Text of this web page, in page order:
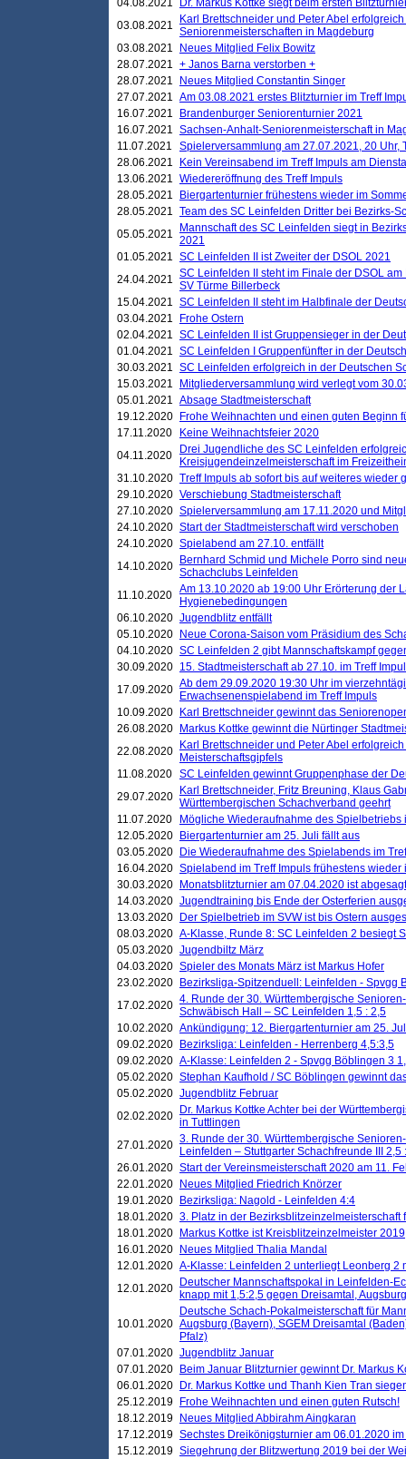
04.08.2021
Dr. Markus Kottke siegt beim ersten
03.08.2021
Karl Brettschneider und Peter Abel
Seniorenmeisterschaften in Magdeburg
03.08.2021
Neues Mitglied Felix Bowitz
28.07.2021 + Janos Barna verstorben +
28.07.2021
Neues Mitglied Constantin Singer
27.07.2021 Am 03.08.2021 erstes Blitzturnier im Treff
16.07.2021
Brandenburger Seniorenturnier 2021
16.07.2021 Sachsen-Anhalt-Seniorenmeisterschaft in
11.07.2021
Spielerversammlung am 27.07.2021, 20 Uhr,
28.06.2021
Kein Vereinsabend im Treff Impuls am
13.06.2021 Wiedereröffnung des Treff Impuls
28.05.2021
Biergartenturnier frühestens wieder im
28.05.2021 Team des SC Leinfelden Dritter bei Bezirks-
05.05.2021
Mannschaft des SC Leinfelden siegt in
2021
01.05.2021 SC Leinfelden II ist Zweiter der DSOL 2021
24.04.2021 SC Leinfelden II steht im Finale der DSOL
SV Türme Billerbeck
15.04.2021 SC Leinfelden II steht im Halbfinale der
03.04.2021
Frohe Ostern
02.04.2021 SC Leinfelden II ist Gruppensieger in der
01.04.2021 SC Leinfelden I Gruppenfünfter in der
30.03.2021 SC Leinfelden erfolgreich in der Deutschen
15.03.2021
Mitgliederversammlung wird verlegt vom
05.01.2021 Absage Stadtmeisterschaft
19.12.2020
Frohe Weihnachten und einen guten Beginn
17.11.2020
Keine Weihnachtsfeier 2020
04.11.2020
Drei Jugendliche des SC Leinfelden
Kreisjugendeinzelmeisterschaft im
31.10.2020 Treff Impuls ab sofort bis auf weiteres wieder
29.10.2020 Verschiebung Stadtmeisterschaft
27.10.2020 Spielerversammlung am 17.11.2020 und
24.10.2020 Start der Stadtmeisterschaft wird verschoben
24.10.2020 Spielabend am 27.10. entfällt
14.10.2020
Bernhard Schmid und Michele Porro sind
Schachclubs Leinfelden
11.10.2020 Am 13.10.2020 ab 19:00 Uhr Erörterung der
Hygienebedingungen
06.10.2020 Jugendblitz entfällt
05.10.2020
Neue Corona-Saison vom Präsidium des
04.10.2020 SC Leinfelden 2 gibt Mannschaftskampf
30.09.2020 15. Stadtmeisterschaft ab 27.10. im Treff
17.09.2020 Ab dem 29.09.2020 19:30 Uhr im
Erwachsenenspielabend im Treff Impuls
10.09.2020
Karl Brettschneider gewinnt das
26.08.2020
Markus Kottke gewinnt die Nürtinger
22.08.2020
Karl Brettschneider und Peter Abel
Meisterschaftsgipfels
11.08.2020 SC Leinfelden gewinnt Gruppenphase der
29.07.2020
Karl Brettschneider, Fritz Breuning, Klaus
Württembergischen Schachverband geehrt
11.07.2020
Mögliche Wiederaufnahme des Spielbetriebs
12.05.2020
Biergartenturnier am 25. Juli fällt aus
03.05.2020
Die Wiederaufnahme des Spielabends im
16.04.2020 Spielabend im Treff Impuls frühestens wieder
30.03.2020
Monatsblitzturnier am 07.04.2020 ist abgesagt
14.03.2020 Jugendtraining bis Ende der Osterferien
13.03.2020
Der Spielbetrieb im SVW ist bis Ostern
08.03.2020 A-Klasse, Runde 8: SC Leinfelden 2 besiegt
05.03.2020 Jugendbiltz März
04.03.2020 Spieler des Monats März ist Markus Hofer
23.02.2020
Bezirksliga-Spitzenduell: Leinfelden - Spvgg
17.02.2020 4. Runde der 30. Württembergische
Schwäbisch Hall – SC Leinfelden 1,5 : 2,5
10.02.2020 Ankündigung: 12. Biergartenturnier am 25.
09.02.2020
Bezirksliga: Leinfelden - Herrenberg 4,5:3,5
09.02.2020 A-Klasse: Leinfelden 2 - Spvgg Böblingen 3
05.02.2020 Stephan Kaufhold / SC Böblingen gewinnt
05.02.2020 Jugendblitz Februar
02.02.2020
Dr. Markus Kottke Achter bei der
in Tuttlingen
27.01.2020 3. Runde der 30. Württembergische
Leinfelden – Stuttgarter Schachfreunde III 2,5
26.01.2020 Start der Vereinsmeisterschaft 2020 am 11.
22.01.2020
Neues Mitglied Friedrich Knörzer
19.01.2020
Bezirksliga: Nagold - Leinfelden 4:4
18.01.2020 3. Platz in der Bezirksblitzeinzelmeisterschaft
18.01.2020
Markus Kottke ist Kreisblitzeinzelmeister 2019
16.01.2020
Neues Mitglied Thalia Mandal
12.01.2020 A-Klasse: Leinfelden 2 unterliegt Leonberg 2
12.01.2020
Deutscher Mannschaftspokal in Leinfelden-
knapp mit 1,5:2,5 gegen Dreisamtal,
10.01.2020
Deutsche Schach-Pokalmeisterschaft für
Augsburg (Bayern), SGEM Dreisamtal
Pfalz)
07.01.2020 Jugendblitz Januar
07.01.2020
Beim Januar Blitzturnier gewinnt Dr. Markus
06.01.2020
Dr. Markus Kottke und Thanh Kien Tran
25.12.2019
Frohe Weihnachten und einen guten Rutsch!
18.12.2019
Neues Mitglied Abbirahm Aingkaran
17.12.2019 Sechstes Dreikönigsturnier am 06.01.2020
15.12.2019 Siegehrung der Blitzwertung 2019 bei der